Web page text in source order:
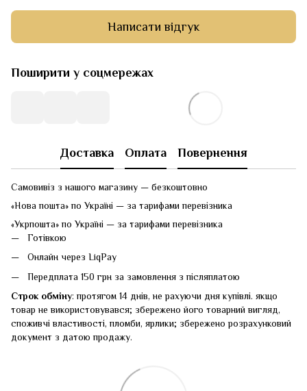
Написати відгук
Поширити у соцмережах
Доставка Оплата Повернення
Самовивіз з нашого магазину — безкоштовно
«Нова пошта» по Україні — за тарифами перевізника
«Укрпошта» по Україні — за тарифами перевізника
Готівкою
Онлайн через LiqPay
Передплата 150 грн за замовлення з післяплатою
Строк обміну: протягом 14 днів, не рахуючи дня купівлі. якщо
товар не використовувався; збережено його товарний вигляд,
споживчі властивості, пломби, ярлики; збережено розрахунковий
документ з датою продажу.